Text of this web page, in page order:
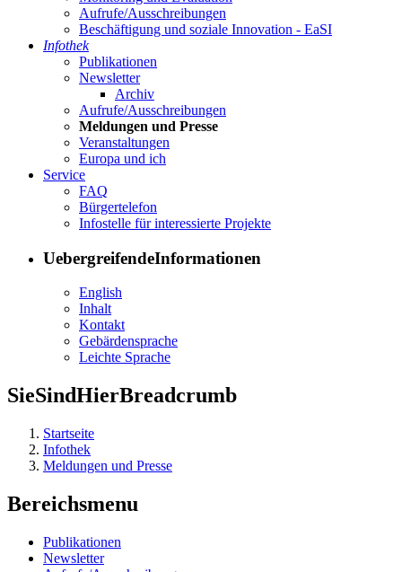
Auf­ru­fe/Aus­schrei­bun­gen
Be­schäf­ti­gung und so­zia­le In­no­va­ti­on - Ea­SI
In­fo­thek
Pu­bli­ka­tio­nen
Newslet­ter
Ar­chiv
Auf­ru­fe/Aus­schrei­bun­gen
Mel­dun­gen und Pres­se
Ver­an­stal­tun­gen
Eu­ro­pa und ich
Ser­vice
FAQ
Bür­ger­te­le­fon
In­fo­stel­le für in­ter­es­sier­te Pro­jek­te
UebergreifendeInformationen
English
In­halt
Kon­takt
Ge­bär­den­spra­che
Leich­te Spra­che
SieSindHierBreadcrumb
Startseite
Infothek
Meldungen und Presse
Bereichsmenu
Pu­bli­ka­tio­nen
Newslet­ter